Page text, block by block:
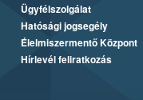
Ügyfélszolgálat
Hatósági jogsegély
Élelmiszermentő Központ
Hírlevél feliratkozás